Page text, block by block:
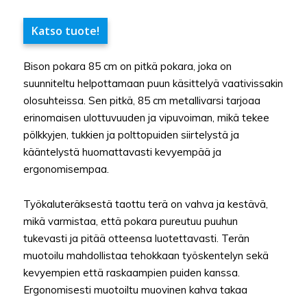
Katso tuote!
Bison pokara 85 cm on pitkä pokara, joka on
suunniteltu helpottamaan puun käsittelyä vaativissakin
olosuhteissa. Sen pitkä, 85 cm metallivarsi tarjoaa
erinomaisen ulottuvuuden ja vipuvoiman, mikä tekee
pölkkyjen, tukkien ja polttopuiden siirtelystä ja
kääntelystä huomattavasti kevyempää ja
ergonomisempaa.
Työkaluteräksestä taottu terä on vahva ja kestävä,
mikä varmistaa, että pokara pureutuu puuhun
tukevasti ja pitää otteensa luotettavasti. Terän
muotoilu mahdollistaa tehokkaan työskentelyn sekä
kevyempien että raskaampien puiden kanssa.
Ergonomisesti muotoiltu muovinen kahva takaa